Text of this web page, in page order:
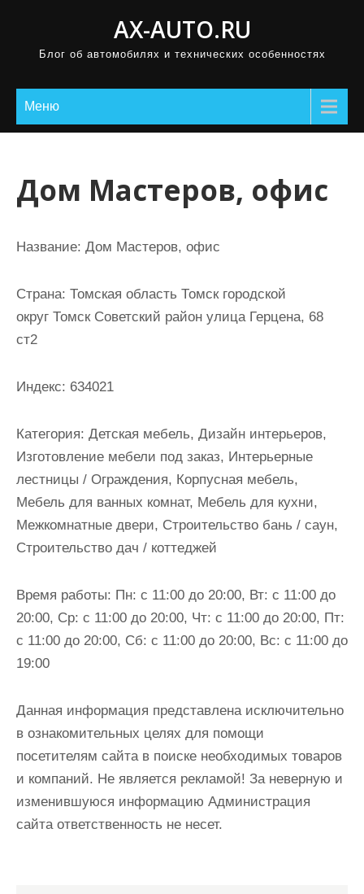
AX-AUTO.RU
Блог об автомобилях и технических особенностях
Меню
Дом Мастеров, офис
Название: Дом Мастеров, офис
Страна: Томская область Томск городской
округ Томск Советский район улица Герцена, 68
ст2
Индекс: 634021
Категория: Детская мебель, Дизайн интерьеров,
Изготовление мебели под заказ, Интерьерные
лестницы / Ограждения, Корпусная мебель,
Мебель для ванных комнат, Мебель для кухни,
Межкомнатные двери, Строительство бань / саун,
Строительство дач / коттеджей
Время работы: Пн: с 11:00 до 20:00, Вт: с 11:00 до
20:00, Ср: с 11:00 до 20:00, Чт: с 11:00 до 20:00, Пт:
с 11:00 до 20:00, Сб: с 11:00 до 20:00, Вс: с 11:00 до
19:00
Данная информация представлена исключительно
в ознакомительных целях для помощи
посетителям сайта в поиске необходимых товаров
и компаний. Не является рекламой! За неверную и
изменившуюся информацию Администрация
сайта ответственность не несет.